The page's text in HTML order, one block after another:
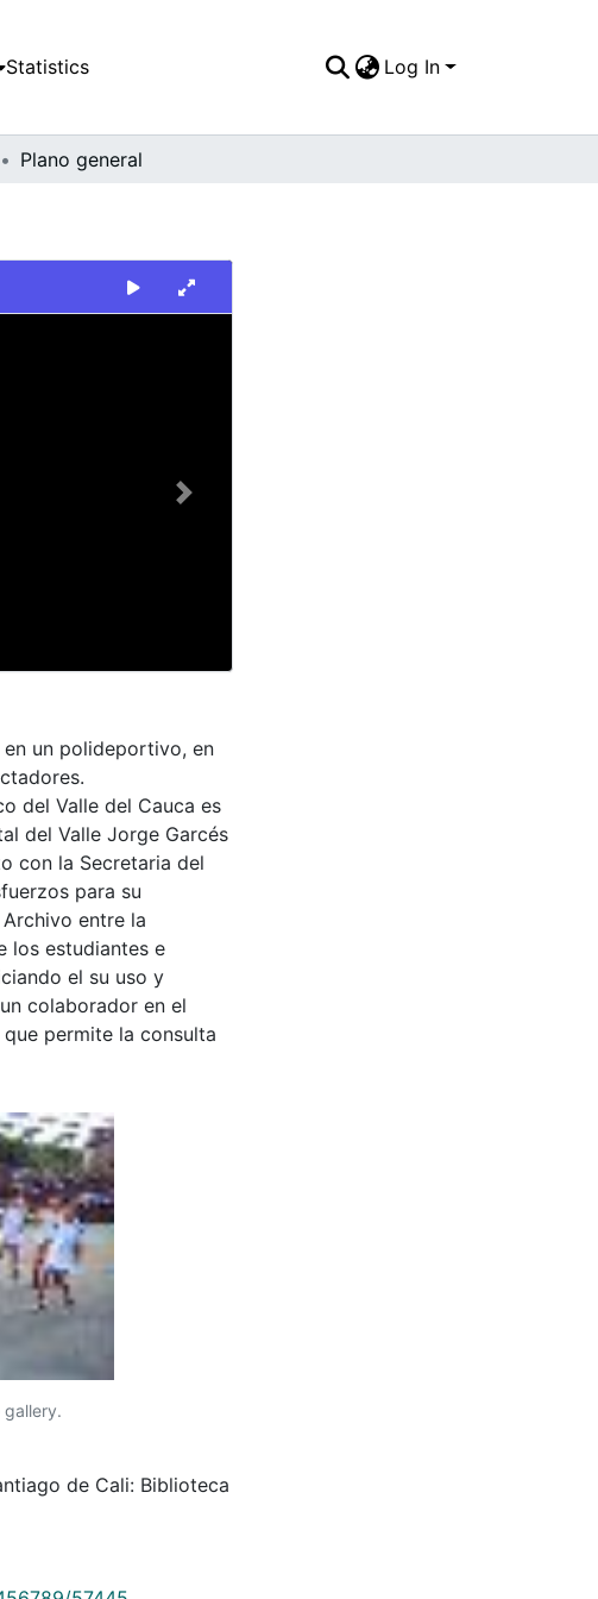
Statistics Log In
Plano general
Next
un polideportivo, en
del Valle del Cauca es
del Valle Jorge Garcés
con la Secretaria del
para su
entre la
los estudiantes e
el su uso y
colaborador en el
permite la consulta
gallery.
de Cali: Biblioteca